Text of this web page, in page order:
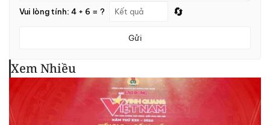
Vui lòng tính: 4 + 6 = ? 🔄
Gửi
Xem Nhiều